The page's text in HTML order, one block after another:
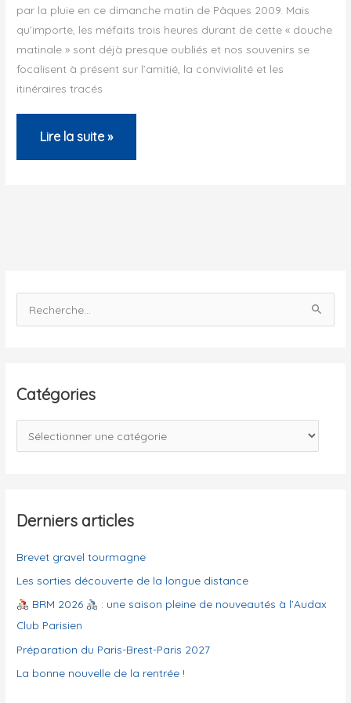
par la pluie en ce dimanche matin de Pâques 2009. Mais
qu’importe, les méfaits trois heures durant de cette « douche
matinale » sont déjà presque oubliés et nos souvenirs se
focalisent à présent sur l’amitié, la convivialité et les
itinéraires tracés
Récit
de
Provence
–
La
c’est
la
Lire la suite »
e
e
h
Catégories
a
g
r
i
e
s
Derniers articles
Brevet gravel tourmagne
Les sorties découverte de la longue distance
BRM 2026
: une saison pleine de nouveautés à l’Audax
Club Parisien
Préparation du Paris-Brest-Paris 2027
La bonne nouvelle de la rentrée !